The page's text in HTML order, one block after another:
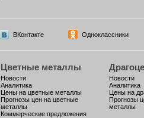
ВКонтакте Одноклассники
Цветные металлы
Новости
Аналитика
Цены на цветные металлы
Прогнозы цен на цветные
металлы
Коммерческие предложения
Новости
Аналитика
Цены на
Прогнозы
металлы